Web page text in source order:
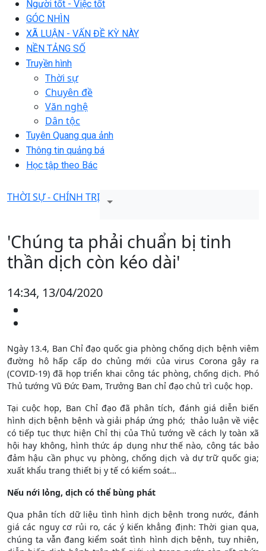
Người tốt - Việc tốt
GÓC NHÌN
XÃ LUẬN - VẤN ĐỀ KỲ NÀY
NỀN TẢNG SỐ
Truyền hình
Thời sự
Chuyên đề
Văn nghệ
Dân tộc
Tuyên Quang qua ảnh
Thông tin quảng bá
Học tập theo Bác
THỜI SỰ - CHÍNH TRỊ
'Chúng ta phải chuẩn bị tinh
thần dịch còn kéo dài'
14:34, 13/04/2020
Ngày 13.4, Ban Chỉ đạo quốc gia phòng chống dịch bệnh viêm
đường hô hấp cấp do chủng mới của virus Corona gây ra
(COVID-19) đã họp triển khai công tác phòng, chống dịch. Phó
Thủ tướng Vũ Đức Đam, Trưởng Ban chỉ đạo chủ trì cuộc họp.
Tại cuộc họp, Ban Chỉ đạo đã phân tích, đánh giá diễn biến
hình dịch bệnh bệnh và giải pháp ứng phó; thảo luận về việc
có tiếp tục thực hiện Chỉ thị của Thủ tướng về cách ly toàn xã
hội hay không, hình thức áp dụng như thế nào, công tác bảo
đảm hậu cần phục vụ phòng, chống dịch và dự trữ quốc gia;
xuất khẩu trang thiết bị y tế có kiểm soát…
Nếu nới lỏng, dịch có thể bùng phát
Qua phân tích dữ liệu tình hình dịch bệnh trong nước, đánh
giá các nguy cơ rủi ro, các ý kiến khẳng định: Thời gian qua,
chúng ta vẫn đang kiểm soát tình hình dịch bệnh, tuy nhiên,